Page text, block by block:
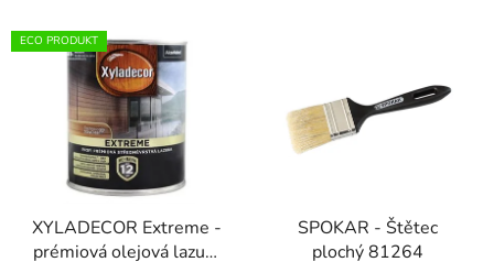
ECO PRODUKT
XYLADECOR Extreme -
prémiová olejová lazura
SPOKAR - Štětec
plochý 81264